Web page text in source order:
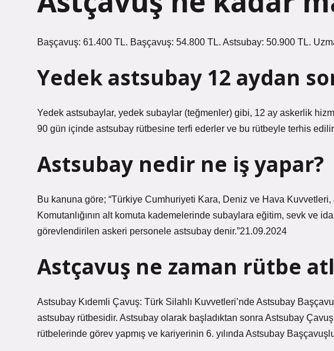
Başçavuş: 61.400 TL. Başçavuş: 54.800 TL. Astsubay: 50.900 TL.
Yedek astsubay 12 aydan
Yedek astsubaylar, yedek subaylar (teğmenler) gibi, 12 ay askerlik
90 gün içinde astsubay rütbesine terfi ederler ve bu rütbeyle terhis
Astsubay nedir ne iş yapar?
Bu kanuna göre; “Türkiye Cumhuriyeti Kara, Deniz ve Hava
Komutanlığının alt komuta kademelerinde subaylara eğitim, sevk ve
görevlendirilen askeri personele astsubay denir.”21.09.2024
Astçavuş ne zaman rütbe
Astsubay Kıdemli Çavuş: Türk Silahlı Kuvvetleri’nde Astsubay
astsubay rütbesidir. Astsubay olarak başladıktan sonra Astsubay
rütbelerinde görev yapmış ve kariyerinin 6. yılında Astsubay